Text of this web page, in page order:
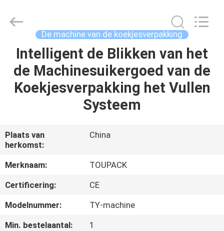
THUIS
PRODUCTEN
ONS
RONDLEIDING
DOOR
DE
FABRIEK
Reserved.
De machine van de koekjesverpakking
Intelligent de Blikken van het
de Machinesuikergoed van de
Koekjesverpakking het Vullen
Systeem
Plaats van
herkomst:
China
Merknaam:
TOUPACK
Certificering:
CE
Modelnummer:
TY-machine
Min. bestelaantal:
1